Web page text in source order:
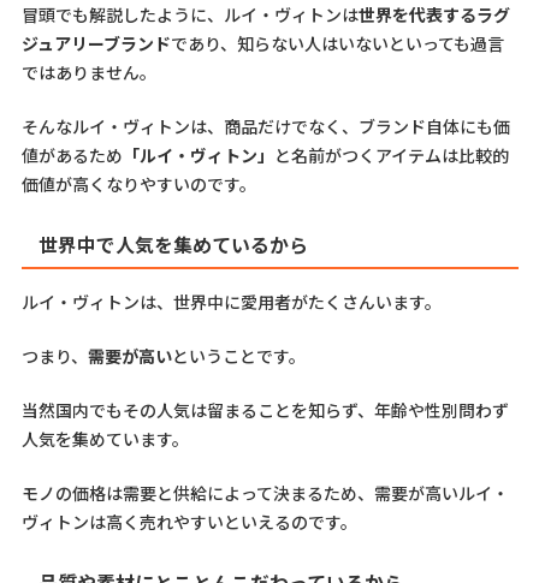
冒頭でも解説したように、ルイ・ヴィトンは世界を代表するラグ
ジュアリーブランドであり、知らない人はいないといっても過言
ではありません。
そんなルイ・ヴィトンは、商品だけでなく、ブランド自体にも価
値があるため 「ルイ・ヴィトン」 と名前がつくアイテムは比較的
価値が高くなりやすいのです。
世界中で人気を集めているから
ルイ・ヴィトンは、世界中に愛用者がたくさんいます。
つまり、 需要が高いということです。
当然国内でもその人気は留まることを知らず、年齢や性別問わず
人気を集めています。
モノの価格は需要と供給によって決まるため、需要が高いルイ・
ヴィトンは高く売れやすいといえるのです。